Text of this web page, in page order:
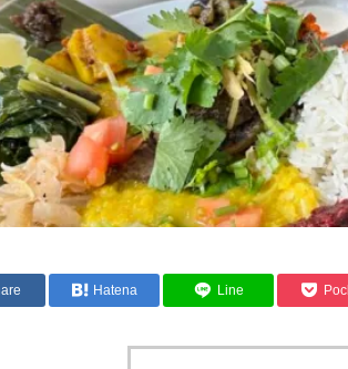
Hatena Line